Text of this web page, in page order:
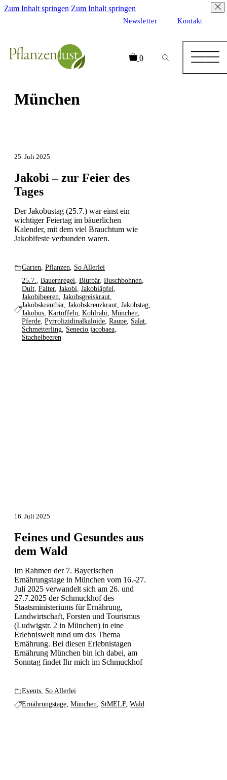
Zum Inhalt springen Zum Inhalt springen
Newsletter Kontakt
0
München
25. Juli 2025
Jakobi – zur Feier des
Tages
Der Jakobustag (25.7.) war einst ein
wichtiger Feiertag im bäuerlichen
Kalender, mit dem viel Brauchtum wie
Jakobifeste verbunden waren.
Garten, Pflanzen, So Allerlei
25.7., Bauernregel, Blutbär, Buschbohnen,
Dult, Falter, Jakobi, Jakobiäpfel,
Jakobibeeren, Jakobsgreiskraut,
Jakobskrautbär, Jakobskreuzkraut, Jakobstag,
Jakobus, Kartoffeln, Kohlrabi, München,
Pferde, Pyrrolizidinalkaloide, Raupe, Salat,
Schmetterling, Senecio jacobaea,
Stachelbeeren
16. Juli 2025
Feines und Gesundes aus
dem Wald
Im Rahmen der 7. Bayerischen
Ernährungstage in München vom 16.-27.
Juli 2025 verwandelt sich am 26. und
27.7.2025 der Schmuckhof des
Staatsministeriums für Ernährung,
Landwirtschaft, Forsten und Tourismus
(Ludwigstr. 2 in München) in eine
Erlebniswelt rund um das Thema
Ernährung. Bei diesen Erlebnistagen
Ernährung München bin ich dabei, am
Sonntag findet Ihr mich im Schmuckhof
Events, So Allerlei
Ernährungstage, München, StMELF, Wald